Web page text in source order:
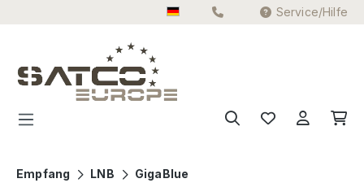
Zum Hauptinhalt springen Service/Hilfe
Empfang LNB GigaBlue